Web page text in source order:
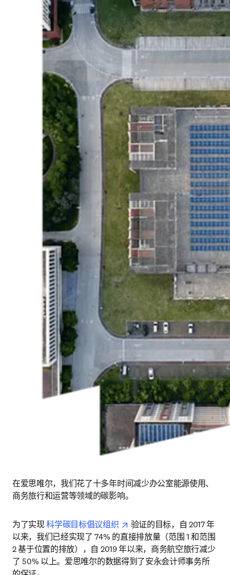
在爱思唯尔，我们花了十多年时间减少办公室能源使用、
商务旅行和运营等领域的碳影响。
为了实现 科学碳目标倡议组织 opens in new tab/window
验证的目标，自 2017 年
以来，我们已经实现了 74% 的直接排放量（范围 1 和范围
2 基于位置的排放），自 2019 年以来，商务航空旅行减少
了 50% 以上。爱思唯尔的数据得到了安永会计师事务所